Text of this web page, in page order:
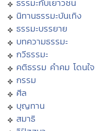
ธรรมะกับเยาวชน
นิทานธรรมะบันเทิง
ธรรมะบรรยาย
บทความธรรมะ
กวีธรรมะ
คติธรรม คำคม โดนใจ
กรรม
ศีล
บุญทาน
สมาธิ